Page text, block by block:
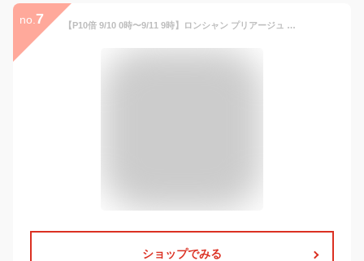
no. 7 【P10倍 9/10 0時〜9/11 9時】ロンシャン プリアージュ バッグ ハンドバッグ Mサイズ レディース LONGCHAMP 1623 089
ショップでみる